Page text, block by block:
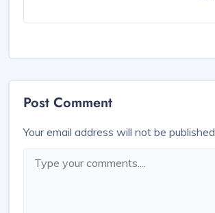
Post Comment
Your email address will not be published.